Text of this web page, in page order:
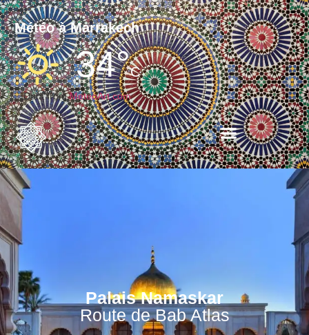
Météo à Marrakech
34°C
Data fromMeteoArt.com
Palais Namaskar
Route de Bab Atlas